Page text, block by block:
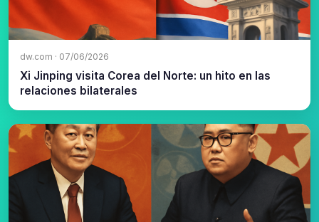
dw.com · 07/06/2026
Xi Jinping visita Corea del Norte: un hito en las
relaciones bilaterales